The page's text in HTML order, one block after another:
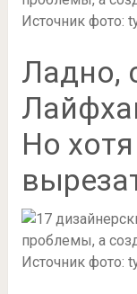
Источник фото:
Ладно,
Но
Источник фото: